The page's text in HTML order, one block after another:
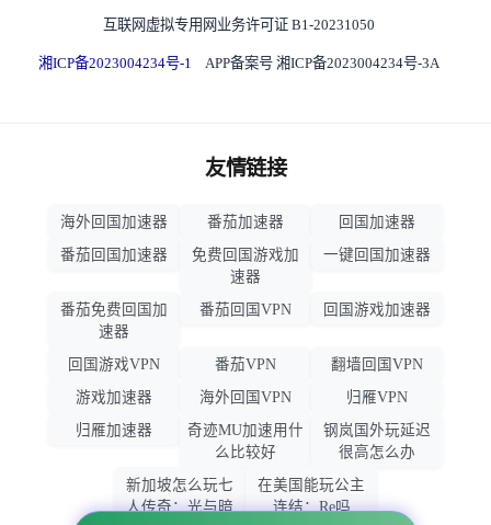
互联网虚拟专用网业务许可证 B1-20231050
湘ICP备2023004234号-1 APP备案号 湘ICP备2023004234号-3A
友情链接
海外回国加速器 番茄加速器
回国加速器
番茄回国加速器
免费回国游戏加
速器
一键回国加速器
番茄免费回国加
速器
番茄回国VPN 回国游戏加速器
回国游戏VPN 番茄VPN
翻墙回国VPN
游戏加速器
海外回国VPN
归雁VPN
归雁加速器
奇迹MU加速用什
么比较好
钢岚国外玩延迟
很高怎么办
新加坡怎么玩七
人传奇：光与暗
在美国能玩公主
连结：Re吗